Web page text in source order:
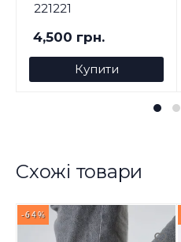
221221
4,500 грн.
Купити
Схожі товари
-64%